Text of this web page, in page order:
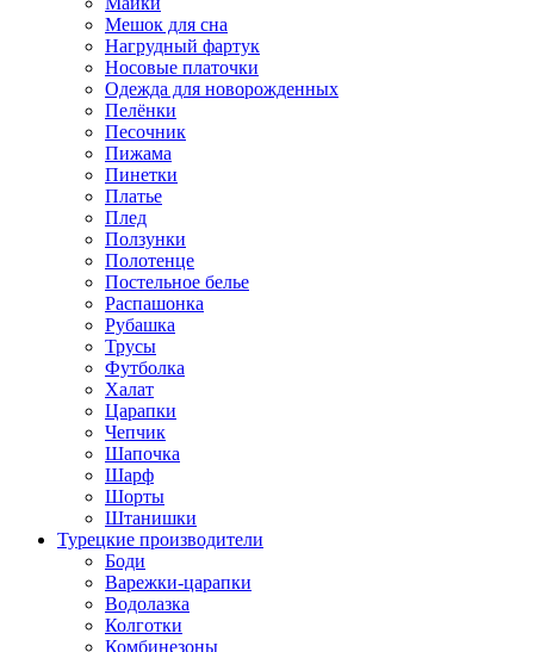
Мешок для сна
Нагрудный фартук
Носовые платочки
Одежда для новорожденных
Пелёнки
Песочник
Пижама
Пинетки
Платье
Плед
Ползунки
Полотенце
Постельное белье
Распашонка
Рубашка
Трусы
Футболка
Халат
Царапки
Чепчик
Шапочка
Шарф
Шорты
Штанишки
Турецкие производители
Боди
Варежки-царапки
Водолазка
Колготки
Комбинезоны